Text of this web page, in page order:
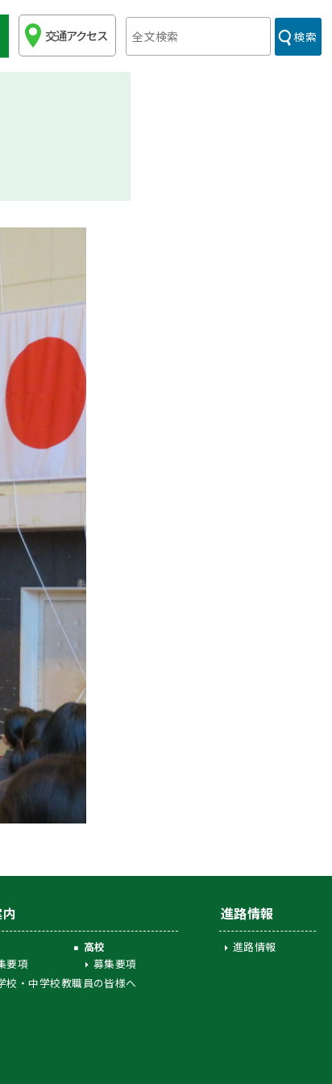
交通アクセス 検索
要項
高校
募集要項
校・中学校教職員の皆様へ
進路情報
進路情報